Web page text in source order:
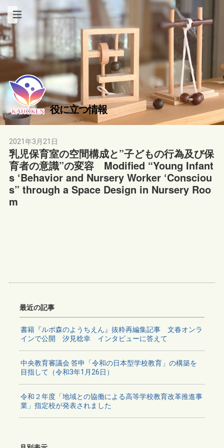
役に立つ情報
2021年3月21日
乳児保育室の空間構成と”子どもの行為及び保
育者の意識”の変容 Modified “Young Infant
s ‘Behavior and Nursery Worker ‘Consciou
s” through a Space Design in Nursery Roo
m
最近の記事
書籍『ルポ森のようちえん』抜粋再編集記事 文春オンラ
インで公開 汐見稔幸 インタビューに答えて
中央教育審議会 答申「令和の日本型学校教育」の構築を
目指して（令和3年1月26日）
令和２年度「地域との協働による高等学校教育改革推進事
業」指定校が発表されました